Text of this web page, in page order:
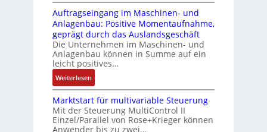
e
g
r
a
d
M
L
3
r
s
z
i
a
l
m
e
m
b
r
a
n
e
o
A
G
V
u
n
d
R
o
b
I
n
t
e
g
a
t
i
o
6
f
e
h
l
e
n
4
,
3
M
i
l
l
A
b
o
u
t
A
u
t
o
Auftragseingang im Maschinen- und
Anlagenbau: Positive Momentaufnahme,
geprägt durch das Auslandsgeschäft
Die Unternehmen im Maschinen- und
Anlagenbau können in Summe auf ein
leicht positives…
Weiterlesen:
A
u
f
t
Marktstart für multivariable Steuerung
Mit der Steuerung MultiControl II
Einzel/Parallel von Rose+Krieger können
Anwender bis zu zwei…